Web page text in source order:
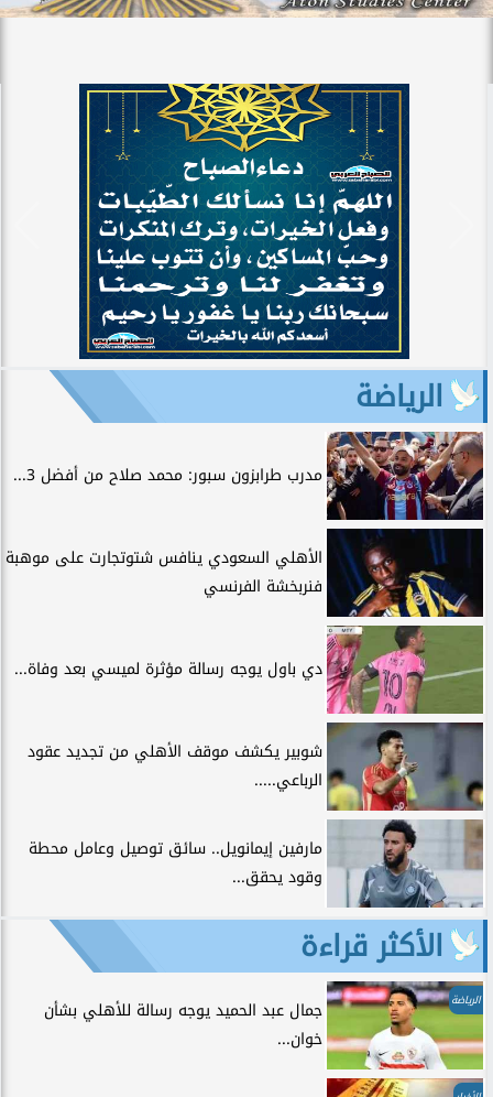
الرياضة
مدرب طرابزون سبور: محمد صلاح من أفضل 3...
الأهلي السعودي ينافس شتوتجارت على موهبة
فنربخشة الفرنسي
دي باول يوجه رسالة مؤثرة لميسي بعد وفاة...
شوبير يكشف موقف الأهلي من تجديد عقود
الرباعي.....
مارفين إيمانويل.. سائق توصيل وعامل محطة
وقود يحقق...
الأكثر قراءة
الرياضة
جمال عبد الحميد يوجه رسالة للأهلي بشأن
خوان...